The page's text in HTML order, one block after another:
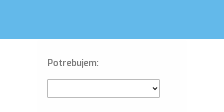
Potrebujem: